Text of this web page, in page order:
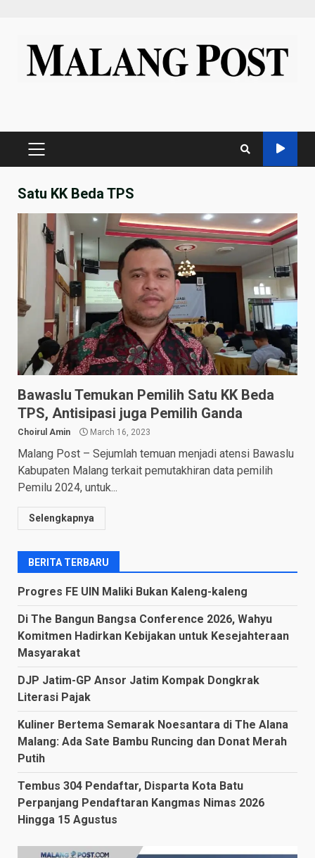
content
PRIMARY
Satu KK Beda TPS
Bawaslu Temukan Pemilih Satu KK Beda
TPS, Antisipasi juga Pemilih Ganda
Choirul Amin March 16, 2023
Malang Post – Sejumlah temuan menjadi atensi Bawaslu
Kabupaten Malang terkait pemutakhiran data pemilih
Pemilu 2024, untuk...
Selengkapnya
BERITA TERBARU
Progres FE UIN Maliki Bukan Kaleng-kaleng
Di The Bangun Bangsa Conference 2026, Wahyu
Komitmen Hadirkan Kebijakan untuk Kesejahteraan
Masyarakat
DJP Jatim-GP Ansor Jatim Kompak Dongkrak
Literasi Pajak
Kuliner Bertema Semarak Noesantara di The Alana
Malang: Ada Sate Bambu Runcing dan Donat Merah
Putih
Tembus 304 Pendaftar, Disparta Kota Batu
Perpanjang Pendaftaran Kangmas Nimas 2026
Hingga 15 Agustus